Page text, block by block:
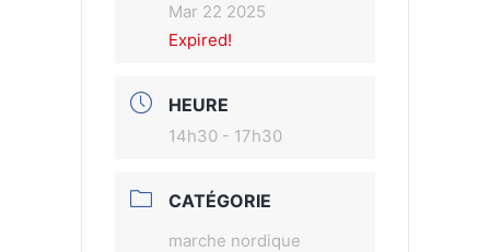
Mar 22 2025
Expired!
HEURE
14h30 - 17h30
CATÉGORIE
marche nordique